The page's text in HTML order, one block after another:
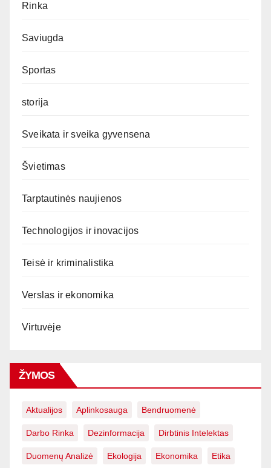
Rinka
Saviugda
Sportas
storija
Sveikata ir sveika gyvensena
Švietimas
Tarptautinės naujienos
Technologijos ir inovacijos
Teisė ir kriminalistika
Verslas ir ekonomika
Virtuvėje
ŽYMOS
Aktualijos Aplinkosauga Bendruomenė
Darbo Rinka Dezinformacija Dirbtinis Intelektas
Duomenų Analizė Ekologija Ekonomika Etika